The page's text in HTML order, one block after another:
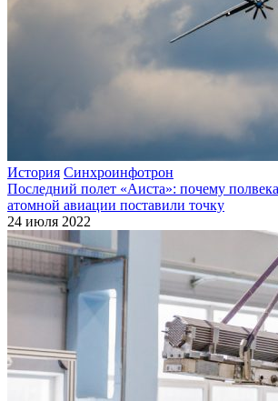
История Синхроинфотрон
Последний полет «Аиста»: почему
атомной авиации поставили точку
24 июля 2022